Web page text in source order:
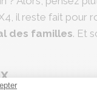
il reste fait pour
des familles. Et